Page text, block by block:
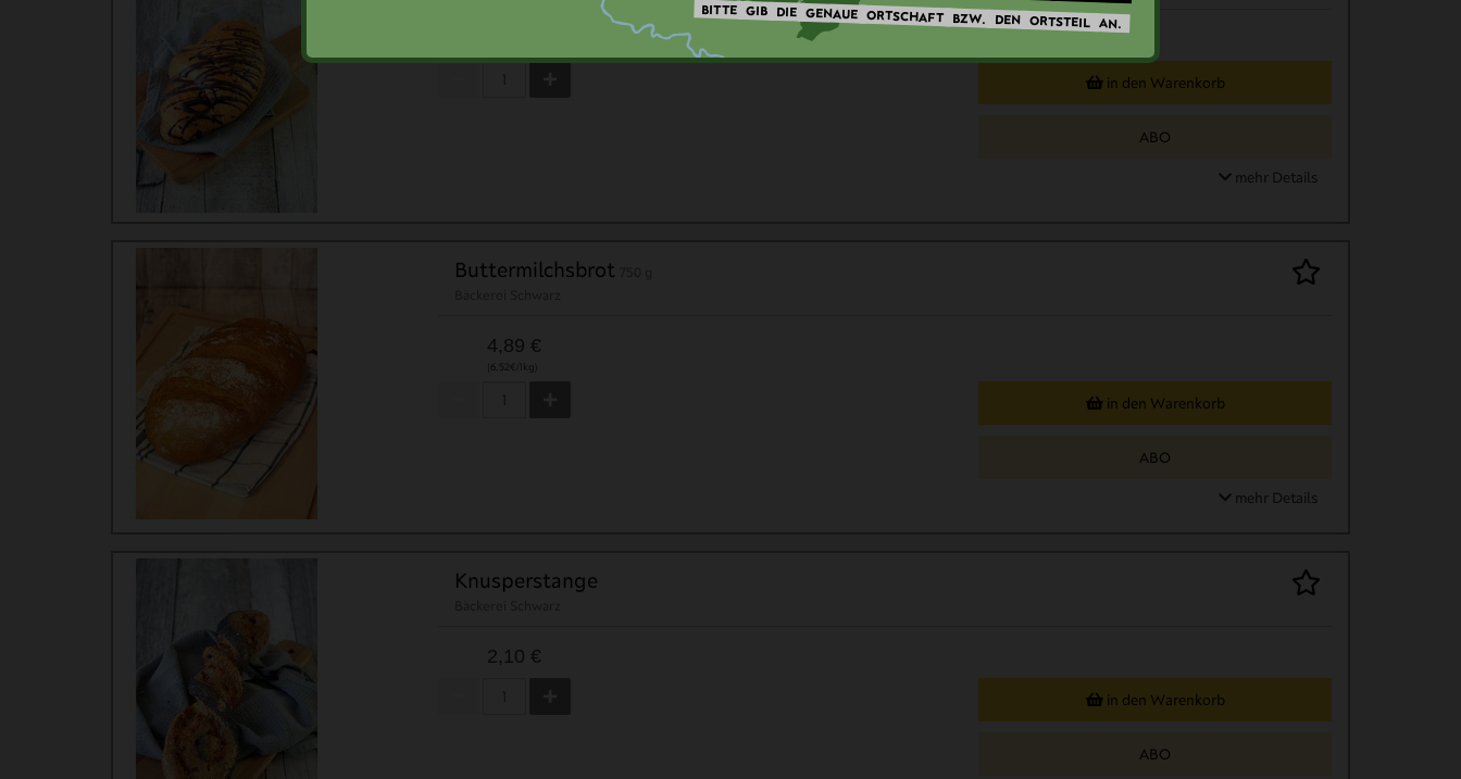
BITTE GIB DIE GENAUE ORTSCHAFT BZW. DEN ORTSTEIL AN.
in den Warenkorb
ABO
mehr Details
Buttermilchsbrot
4,89 €
(6,52€/1kg)
in den Warenkorb
ABO
mehr Details
Knusperstange
2,10 €
in den Warenkorb
ABO